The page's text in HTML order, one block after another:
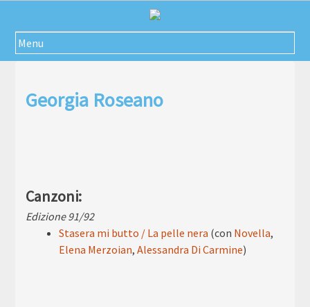
contenuto
Menu
Georgia Roseano
Canzoni:
Edizione 91/92
Stasera mi butto / La pelle nera (con Novella,
Elena Merzoian,Alessandra Di Carmine)